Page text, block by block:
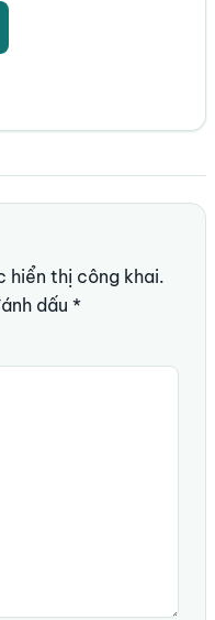
hiển thị công khai.
dấu *